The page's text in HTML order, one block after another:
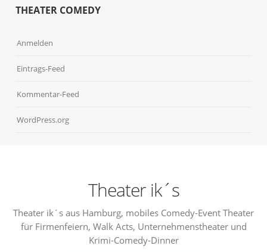
THEATER COMEDY
Anmelden
Eintrags-Feed
Kommentar-Feed
WordPress.org
Theater ik´s
Theater ik´s aus Hamburg, mobiles Comedy-Event Theater
für Firmenfeiern, Walk Acts, Unternehmenstheater und
Krimi-Comedy-Dinner